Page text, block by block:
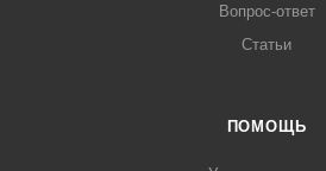
Вопрос-ответ
Статьи
ПОМОЩЬ